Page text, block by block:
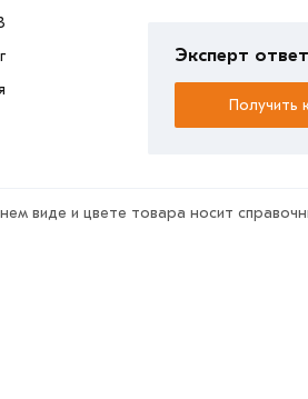
Эксперт
Получить
виде и цвете товара носит